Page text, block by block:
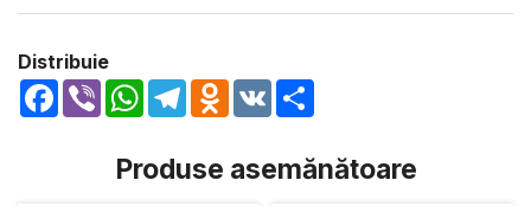
Distribuie
Facebook
Viber WhatsApp
TelegramOdnoklassniki
VK
Produse asemănătoare